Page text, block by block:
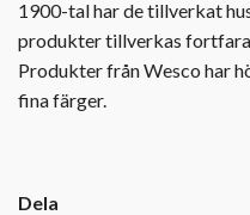
1900-tal har de tillverkat
produkter tillverkas
Produkter från Wesco har
fina färger.
Dela